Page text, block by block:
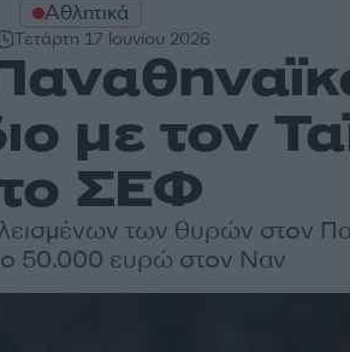
Αθλητικά
Τετάρτη 17 Ιουνίου 2026
με τον
ΣΕΦ
των θυρών στον
50.000 ευρώ στον Ναν